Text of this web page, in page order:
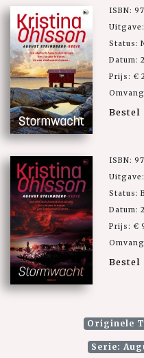
ISBN:
Status:
Datum:
Prijs: €
Bestel
ISBN:
Status:
Datum:
Prijs: €
Bestel
Originele
Serie: